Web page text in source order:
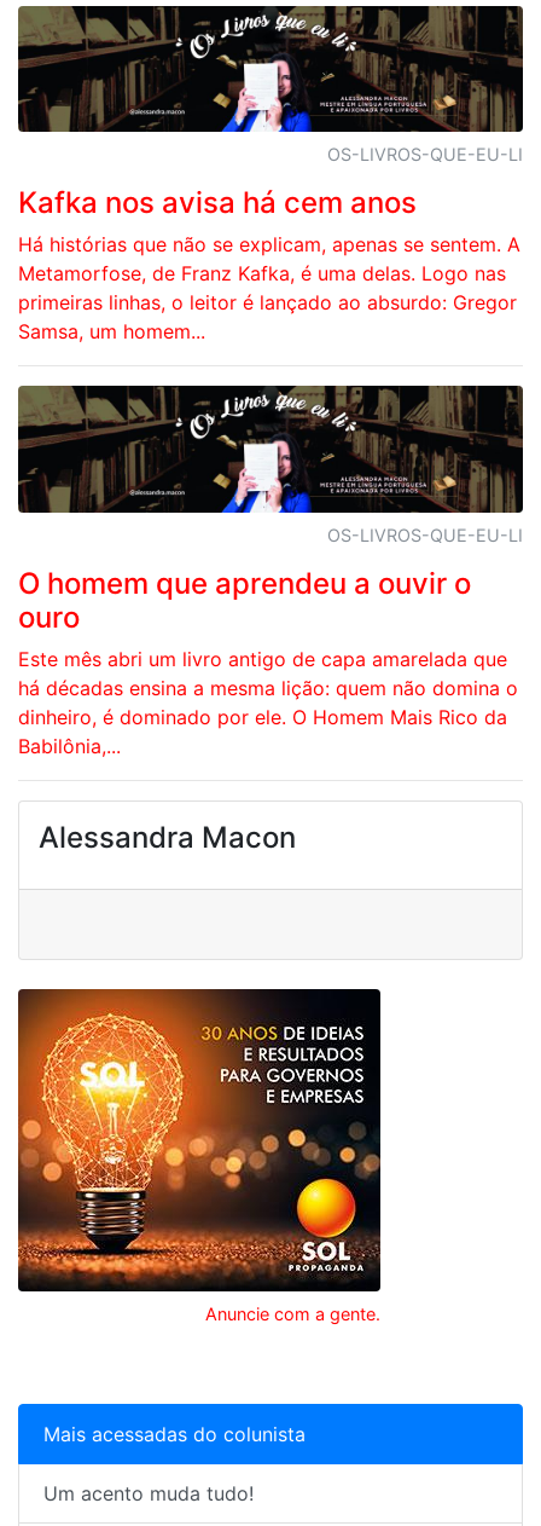
OS-LIVROS-QUE-EU-LI
Kafka nos avisa há cem anos
Há histórias que não se explicam, apenas se sentem. A
Metamorfose, de Franz Kafka, é uma delas. Logo nas
primeiras linhas, o leitor é lançado ao absurdo: Gregor
Samsa, um homem...
OS-LIVROS-QUE-EU-LI
O homem que aprendeu a ouvir o
ouro
Este mês abri um livro antigo de capa amarelada que
há décadas ensina a mesma lição: quem não domina o
dinheiro, é dominado por ele. O Homem Mais Rico da
Babilônia,...
Alessandra Macon
Anuncie com a gente.
Mais acessadas do colunista
Um acento muda tudo!